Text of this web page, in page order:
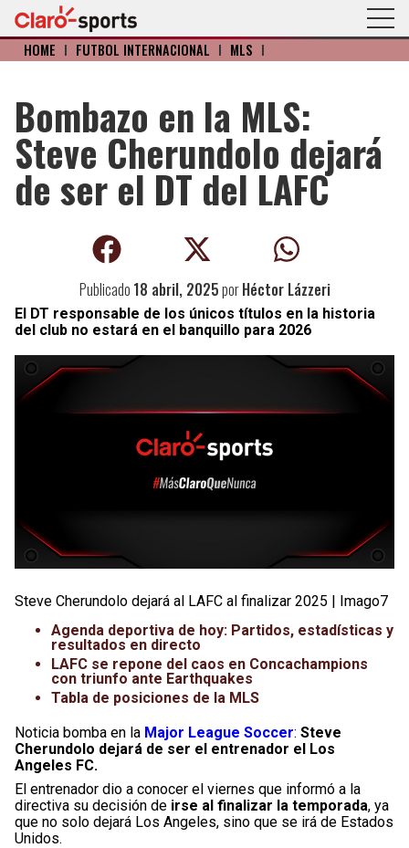
HOME I FÚTBOL INTERNACIONAL I MLS I
Bombazo en la MLS:
Steve Cherundolo dejará
de ser el DT del LAFC
Publicado 18 abril, 2025porHéctor Lázzeri
El DT responsable de los únicos títulos en la historia
del club no estará en el banquillo para 2026
Steve Cherundolo dejará al LAFC al finalizar 2025 | Imago7
Agenda deportiva de hoy: Partidos, estadísticas y
resultados en directo
LAFC se repone del caos en Concachampions
con triunfo ante Earthquakes
Tabla de posiciones de la MLS
Noticia bomba en la Major League Soccer: Steve
Cherundolo dejará de ser el entrenador el Los
Angeles FC.
El entrenador dio a conocer el viernes que informó a la
directiva su decisión de irse al finalizar la temporada, ya
que no solo dejará Los Angeles, sino que se irá de Estados
Unidos.